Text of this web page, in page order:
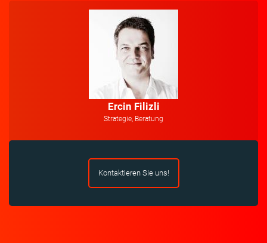
Ercin Filizli
Strategie, Beratung
Kontaktieren Sie uns!